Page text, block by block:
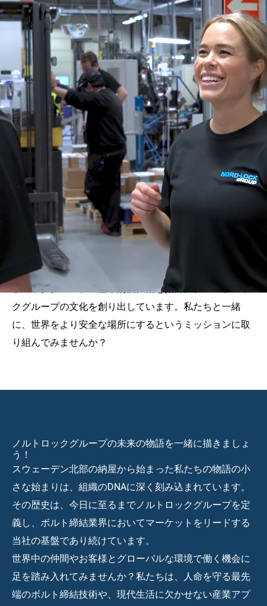
NORD-LOCK GROUP 採
用情報
ノルトロックグループのユニークな組織アイデンティテ
ィは、私たちを定義するものです。従業員全員が、ノル
トロックグループの基本的価値観を指針に、ノルトロッ
クグループの文化を創り出しています。私たちと一緒
に、世界をより安全な場所にするというミッションに取
り組んでみませんか？
ノルトロックグループの未来の物語を一緒に描きましょ
う！
スウェーデン北部の納屋から始まった私たちの物語の小
さな始まりは、組織のDNAに深く刻み込まれています。
その歴史は、今日に至るまでノルトロックグループを定
義し、ボルト締結業界においてマーケットをリードする
当社の基盤であり続けています。
世界中の仲間やお客様とグローバルな環境で働く機会に
足を踏み入れてみませんか？私たちは、人命を守る最先
端のボルト締結技術や、現代生活に欠かせない産業アプ